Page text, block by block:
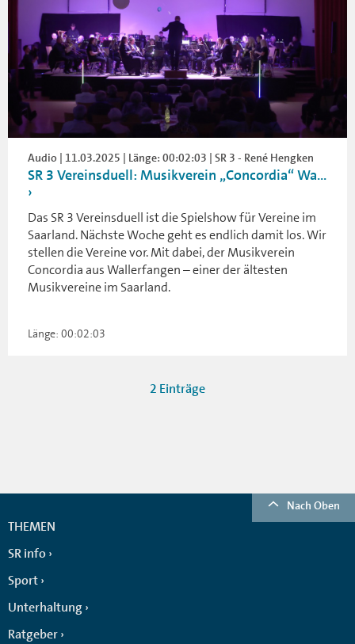
Audio | 11.03.2025 | Länge: 00:02:03 | SR 3 - René Hengken
SR 3 Vereinsduell: Musikverein „Concordia“ Wa...
Das SR 3 Vereinsduell ist die Spielshow für Vereine im
Saarland. Nächste Woche geht es endlich damit los. Wir
stellen die Vereine vor. Mit dabei, der Musikverein
Concordia aus Wallerfangen – einer der ältesten
Musikvereine im Saarland.
Länge: 00:02:03
2 Einträge
Nach Oben
THEMEN
SR info
Sport
Unterhaltung
Ratgeber